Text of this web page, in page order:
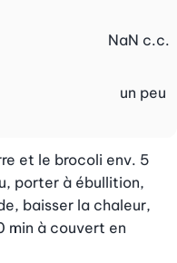
NaN c.c.
un peu
et le brocoli env. 5
porter à ébullition,
baisser la chaleur,
min à couvert en